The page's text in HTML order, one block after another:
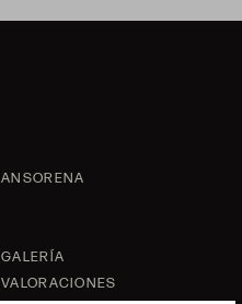
ANSORENA
GALERÍA
VALORACIONES